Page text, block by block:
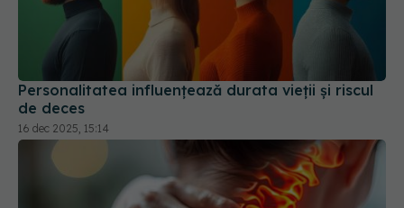
de deces
16 dec 2025, 15:14